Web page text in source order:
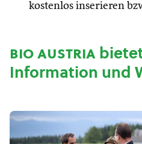
kostenlos inserieren
bio austria
Information und